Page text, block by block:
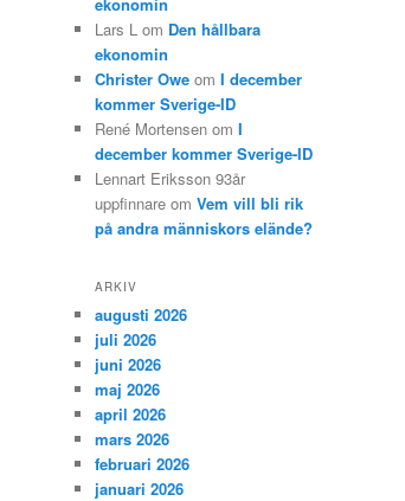
Lars L om Den hållbara
ekonomin
Christer Owe om I december
kommer Sverige-ID
René Mortensen om I
december kommer Sverige-ID
Lennart Eriksson 93år
uppfinnare om Vem vill bli rik
på andra människors elände?
ARKIV
augusti 2026
juli 2026
juni 2026
maj 2026
april 2026
mars 2026
februari 2026
januari 2026